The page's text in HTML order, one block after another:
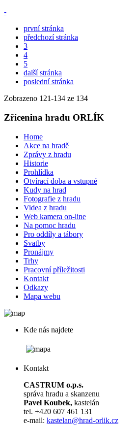
-
první stránka
předchozí stránka
3
4
5
další stránka
poslední stránka
Zobrazeno 121-134 ze 134
Zřícenina hradu ORLÍK
Home
Akce na hradě
Zprávy z hradu
Historie
Prohlídka
Otvírací doba a vstupné
Kudy na hrad
Fotografie z hradu
Videa z hradu
Web kamera on-line
Na pomoc hradu
Pro oddíly a tábory
Svatby
Pronájmy
Trhy
Pracovní příležitosti
Kontakt
Odkazy
Mapa webu
Kde nás najdete
Kontakt
CASTRUM o.p.s.
správa hradu a skanzenu
Pavel Koubek, kastelán
tel. +420 607 461 131
e-mail: kastelan@hrad-orlik.cz